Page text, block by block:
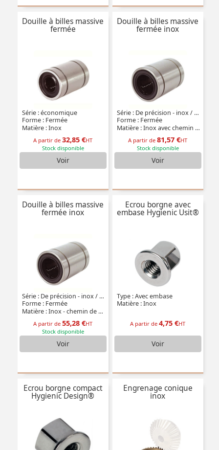
Douille à billes massive
fermée
Série : économique
Forme : Fermée
Matière : Inox
A partir de32,85 €HT
Stock disponible
Voir
Douille à billes massive
fermée inox
Série : De précision - inox / -20° +140°
Forme : Fermée
Matière : Inox avec chemin de billes en inox
A partir de81,57 €HT
Stock disponible
Voir
Douille à billes massive
fermée inox
Série : De précision - inox / -20°C +80°C
Forme : Fermée
Matière : Inox - chemin de billes en polyamide
A partir de55,28 €HT
Stock disponible
Voir
Ecrou borgne avec
embase Hygienic Usit®
Type : Avec embase
Matière : Inox
A partir de4,75 €HT
Voir
Ecrou borgne compact
Hygienic Design®
Engrenage conique
inox